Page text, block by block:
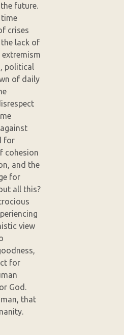
future.
crises
lack of
political
of daily
for
cohesion
and the
for
all this?
view
for
God.
that